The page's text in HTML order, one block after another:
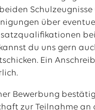
Energien und
duale Studium
hast
empfunden?
da sie meine
Aufgabe war.
Schulzeugnisse
über
du uns gern
Ein
Bewerbung
zur Teilnahme an